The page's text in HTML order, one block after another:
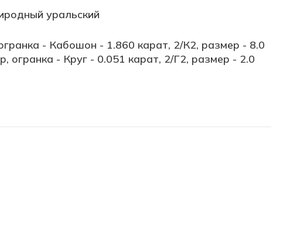
уральский
- Кабошон - 1.860 карат, 2/К2, размер - 8.0
огранка - Круг - 0.051 карат, 2/Г2, размер - 2.0